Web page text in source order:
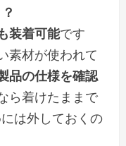
装着可能です
素材が使われて
品の仕様を確認
ら着けたままで
は外しておくの